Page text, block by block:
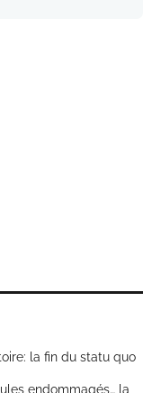
la fin du statu quo
endommagés… la